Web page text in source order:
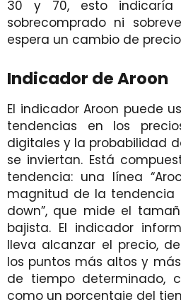
30 y 70, esto
sobrecomprado ni
espera un cambio de
Indicador de Aroon
El indicador Aroon puede
tendencias en los
digitales y la probabilidad
se inviertan. Está
tendencia: una línea
magnitud de la tendencia
down”, que mide el
bajista. El indicador
lleva alcanzar el precio,
los puntos más altos y
de tiempo determinado,
como un porcentaje del